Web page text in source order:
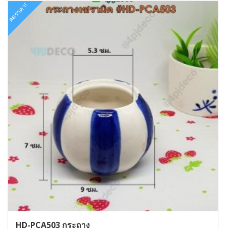
ลดราคา!
HD-PCA503 กระถาง